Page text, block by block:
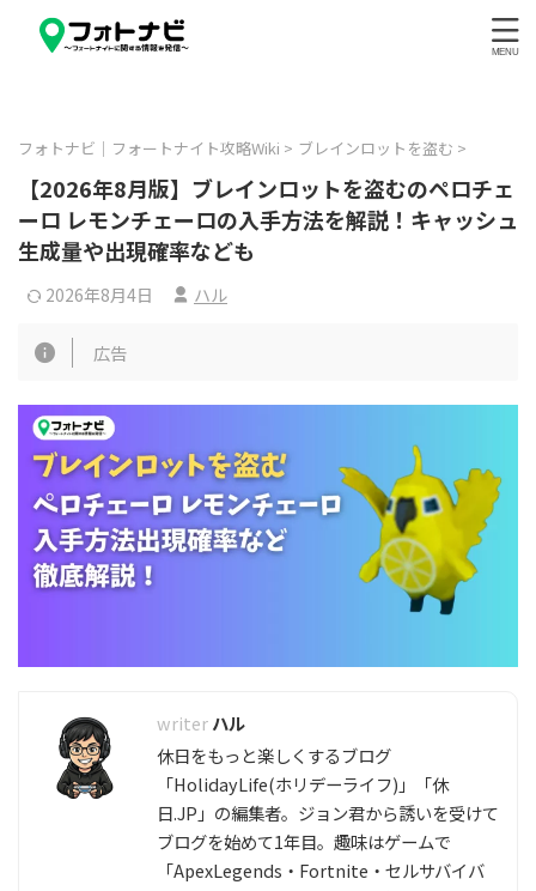
フォトナビ｜フォートナイト攻略Wiki > ブレインロットを盗む >
【2026年8月版】ブレインロットを盗むのペロチェ
ーロ レモンチェーロの入手方法を解説！キャッシュ
生成量や出現確率なども
2026年8月4日 ハル
広告
ハル
休日をもっと楽しくするブログ
「HolidayLife(ホリデーライフ)」「休
日.JP」の編集者。ジョン君から誘いを受けて
ブログを始めて1年目。趣味はゲームで
「ApexLegends・Fortnite・セルサバイバ